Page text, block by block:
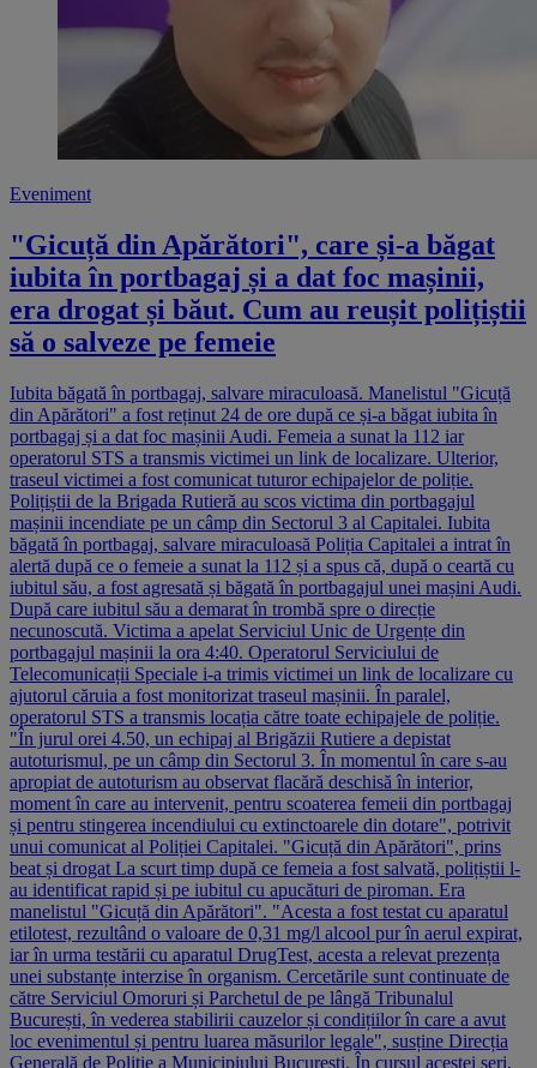
Eveniment
"Gicuță din Apărători", care și-a băgat
iubita în portbagaj și a dat foc mașinii,
era drogat și băut. Cum au reușit polițiștii
să o salveze pe femeie
Iubita băgată în portbagaj, salvare miraculoasă. Manelistul "Gicuță
din Apărători" a fost reținut 24 de ore după ce și-a băgat iubita în
portbagaj și a dat foc mașinii Audi. Femeia a sunat la 112 iar
operatorul STS a transmis victimei un link de localizare. Ulterior,
traseul victimei a fost comunicat tuturor echipajelor de poliție.
Polițiștii de la Brigada Rutieră au scos victima din portbagajul
mașinii incendiate pe un câmp din Sectorul 3 al Capitalei. Iubita
băgată în portbagaj, salvare miraculoasă Poliția Capitalei a intrat în
alertă după ce o femeie a sunat la 112 și a spus că, după o ceartă cu
iubitul său, a fost agresată și băgată în portbagajul unei mașini Audi.
După care iubitul său a demarat în trombă spre o direcție
necunoscută. Victima a apelat Serviciul Unic de Urgențe din
portbagajul mașinii la ora 4:40. Operatorul Serviciului de
Telecomunicații Speciale i-a trimis victimei un link de localizare cu
ajutorul căruia a fost monitorizat traseul mașinii. În paralel,
operatorul STS a transmis locația către toate echipajele de poliție.
"În jurul orei 4.50, un echipaj al Brigăzii Rutiere a depistat
autoturismul, pe un câmp din Sectorul 3. În momentul în care s-au
apropiat de autoturism au observat flacără deschisă în interior,
moment în care au intervenit, pentru scoaterea femeii din portbagaj
și pentru stingerea incendiului cu extinctoarele din dotare", potrivit
unui comunicat al Poliției Capitalei. "Gicuță din Apărători", prins
beat și drogat La scurt timp după ce femeia a fost salvată, polițiștii l-
au identificat rapid și pe iubitul cu apucături de piroman. Era
manelistul "Gicuță din Apărători". "Acesta a fost testat cu aparatul
etilotest, rezultând o valoare de 0,31 mg/l alcool pur în aerul expirat,
iar în urma testării cu aparatul DrugTest, acesta a relevat prezența
unei substanțe interzise în organism. Cercetările sunt continuate de
către Serviciul Omoruri și Parchetul de pe lângă Tribunalul
București, în vederea stabilirii cauzelor și condițiilor în care a avut
loc evenimentul și pentru luarea măsurilor legale", susține Direcția
Generală de Poliție a Municipiului București. În cursul acestei seri,